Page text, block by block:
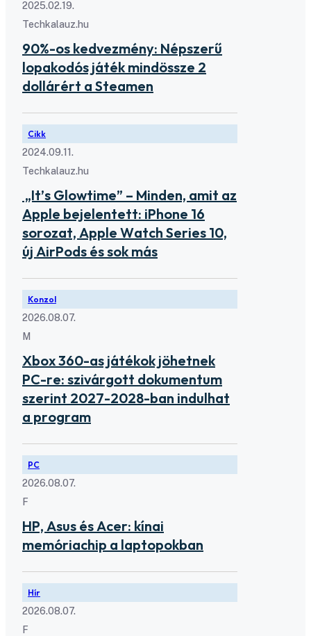
2025.02.19.
Techkalauz.hu
90%-os kedvezmény: Népszerű
lopakodós játék mindössze 2
dollárért a Steamen
Cikk
2024.09.11.
Techkalauz.hu
„It’s Glowtime” – Minden, amit az
Apple bejelentett: iPhone 16
sorozat, Apple Watch Series 10,
új AirPods és sok más
Konzol
2026.08.07.
M
Xbox 360-as játékok jöhetnek
PC-re: szivárgott dokumentum
szerint 2027-2028-ban indulhat
a program
PC
2026.08.07.
F
HP, Asus és Acer: kínai
memóriachip a laptopokban
Hír
2026.08.07.
F